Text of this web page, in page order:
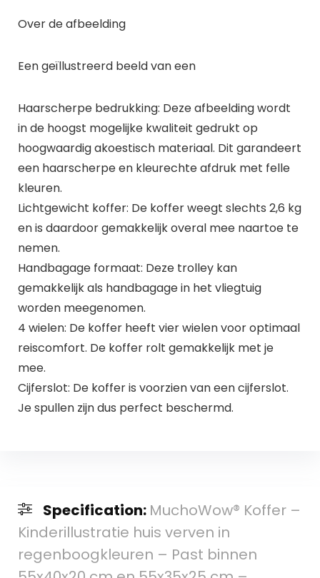
Over de afbeelding
Een geïllustreerd beeld van een
Haarscherpe bedrukking: Deze afbeelding wordt
in de hoogst mogelijke kwaliteit gedrukt op
hoogwaardig akoestisch materiaal. Dit garandeert
een haarscherpe en kleurechte afdruk met felle
kleuren.
Lichtgewicht koffer: De koffer weegt slechts 2,6 kg
en is daardoor gemakkelijk overal mee naartoe te
nemen.
Handbagage formaat: Deze trolley kan
gemakkelijk als handbagage in het vliegtuig
worden meegenomen.
4 wielen: De koffer heeft vier wielen voor optimaal
reiscomfort. De koffer rolt gemakkelijk met je
mee.
Cijferslot: De koffer is voorzien van een cijferslot.
Je spullen zijn dus perfect beschermd.
Specification: MuchoWow® Koffer –
Kinderillustratie huis verven in
regenboogkleuren – Past binnen